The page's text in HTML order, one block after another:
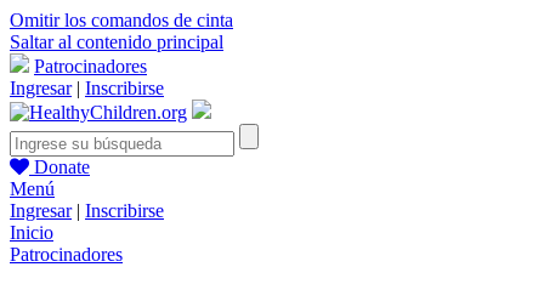
Omitir los comandos de cinta
Saltar al contenido principal
Patrocinadores
Ingresar| Inscribirse
Donate
Menú
Ingresar| Inscribirse
Inicio
Patrocinadores